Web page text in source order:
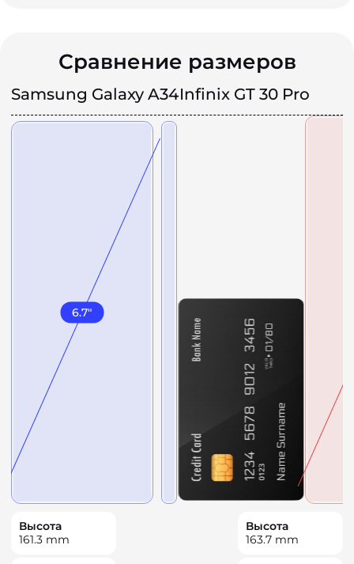
Сравнение размеров
Samsung Galaxy A34Infinix GT 30 Pro
6.7"
Высота
161.3 mm
Высота
163.7 mm